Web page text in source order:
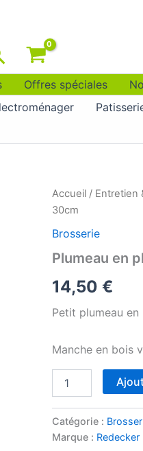
Offres spéciales
Accueil / Entretien
30cm
Brosserie
Plumeau en
14,50 €
Petit plumeau en
Manche en bois
en
plumes
d'autruche
Catégorie :
Marque : Redecker